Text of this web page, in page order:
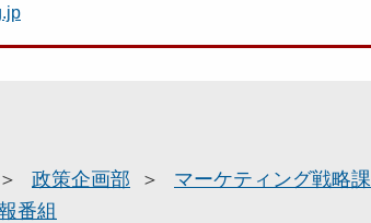
政策企画部 マーケティング戦略課
番組